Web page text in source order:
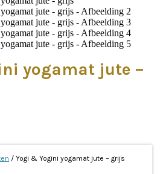
yogamat jute –
/ Yogi & Yogini yogamat jute – grijs